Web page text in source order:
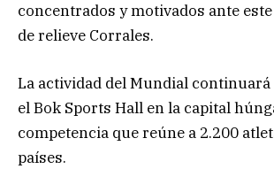
concentrados y motivados ante este
de relieve Corrales.
La actividad del Mundial continuará
el Bok Sports Hall en la capital
competencia que reúne a 2.200
países.